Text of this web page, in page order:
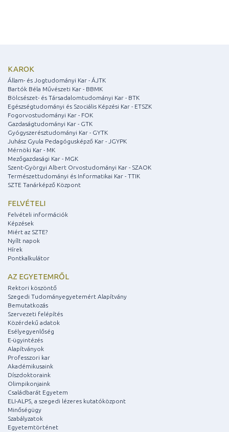
KAROK
Állam- és Jogtudományi Kar - ÁJTK
Bartók Béla Művészeti Kar - BBMK
Bölcsészet- és Társadalomtudományi Kar - BTK
Egészségtudományi és Szociális Képzési Kar - ETSZK
Fogorvostudományi Kar - FOK
Gazdaságtudományi Kar - GTK
Gyógyszerésztudományi Kar - GYTK
Juhász Gyula Pedagógusképző Kar - JGYPK
Mérnöki Kar - MK
Mezőgazdasági Kar - MGK
Szent-Györgyi Albert Orvostudományi Kar - SZAOK
Természettudományi és Informatikai Kar - TTIK
SZTE Tanárképző Központ
FELVÉTELI
Felvételi információk
Képzések
Miért az SZTE?
Nyílt napok
Hírek
Pontkalkulátor
AZ EGYETEMRŐL
Rektori köszöntő
Szegedi Tudományegyetemért Alapítvány
Bemutatkozás
Szervezeti felépítés
Közérdekű adatok
Esélyegyenlőség
E-ügyintézés
Alapítványok
Professzori kar
Akadémikusaink
Díszdoktoraink
Olimpikonjaink
Családbarát Egyetem
ELI-ALPS, a szegedi lézeres kutatóközpont
Minőségügy
Szabályzatok
Egyetemtörténet